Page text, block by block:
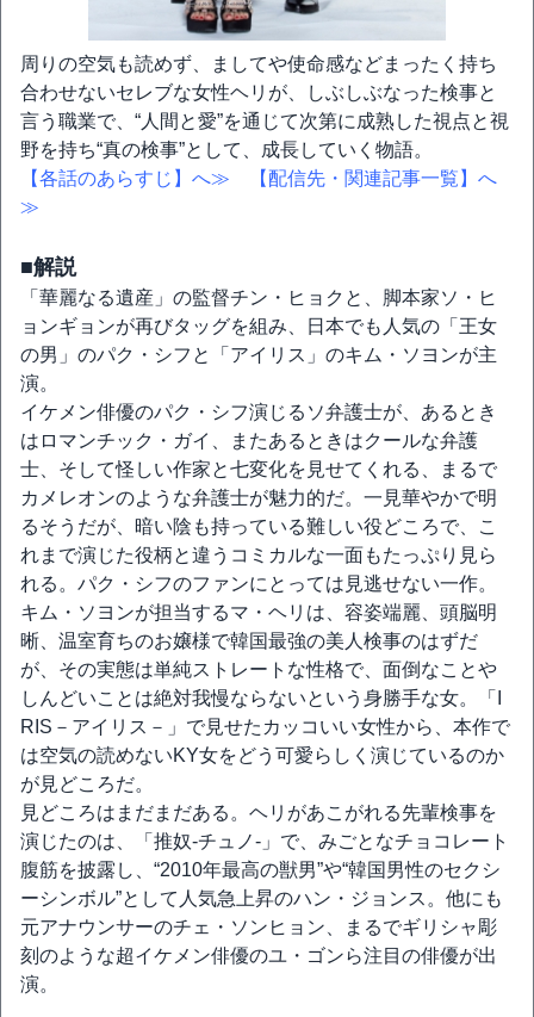
周りの空気も読めず、ましてや使命感などまったく持ち
合わせないセレブな女性ヘリが、しぶしぶなった検事と
言う職業で、“人間と愛”を通じて次第に成熟した視点と視
野を持ち“真の検事”として、成長していく物語。
【各話のあらすじ】へ≫
【配信先・関連記事一覧】へ
≫
■解説
「華麗なる遺産」の監督チン・ヒョクと、脚本家ソ・ヒ
ョンギョンが再びタッグを組み、日本でも人気の「王女
の男」のパク・シフと「アイリス」のキム・ソヨンが主
演。
イケメン俳優のパク・シフ演じるソ弁護士が、あるとき
はロマンチック・ガイ、またあるときはクールな弁護
士、そして怪しい作家と七変化を見せてくれる、まるで
カメレオンのような弁護士が魅力的だ。一見華やかで明
るそうだが、暗い陰も持っている難しい役どころで、こ
れまで演じた役柄と違うコミカルな一面もたっぷり見ら
れる。パク・シフのファンにとっては見逃せない一作。
キム・ソヨンが担当するマ・ヘリは、容姿端麗、頭脳明
晰、温室育ちのお嬢様で韓国最強の美人検事のはずだ
が、その実態は単純ストレートな性格で、面倒なことや
しんどいことは絶対我慢ならないという身勝手な女。「I
RIS－アイリス－」で見せたカッコいい女性から、本作で
は空気の読めないKY女をどう可愛らしく演じているのか
が見どころだ。
見どころはまだまだある。ヘリがあこがれる先輩検事を
演じたのは、「推奴-チュノ-」で、みごとなチョコレート
腹筋を披露し、“2010年最高の獣男”や“韓国男性のセクシ
ーシンボル”として人気急上昇のハン・ジョンス。他にも
元アナウンサーのチェ・ソンヒョン、まるでギリシャ彫
刻のような超イケメン俳優のユ・ゴンら注目の俳優が出
演。